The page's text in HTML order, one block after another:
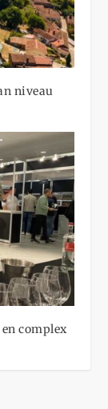
niveau
complex